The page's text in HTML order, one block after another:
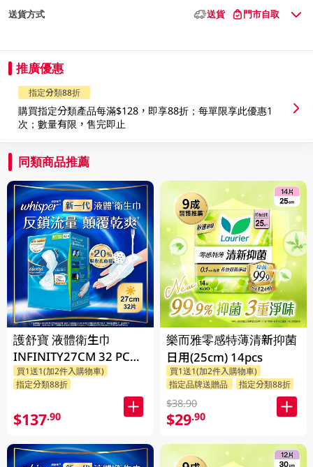
送貨方式 送貨 門市自取
推廣優惠
指定分類88折
購買指定分類產品每滿$128，即享88折；每單限享此優惠1
次；數量有限，售完即止
同類商品推薦
護舒寶 液體衛生巾
INFINITY27CM 32 PC
(包裝隨機發放)
買1送1(加2件入購物車)
指定分類88折
$137.90
樂而雅零感特薄清新抑菌
日用(25cm) 14pcs
買1送1(加2件入購物車)
指定品牌送贈品
指定分類88折
$38.90
$29.90